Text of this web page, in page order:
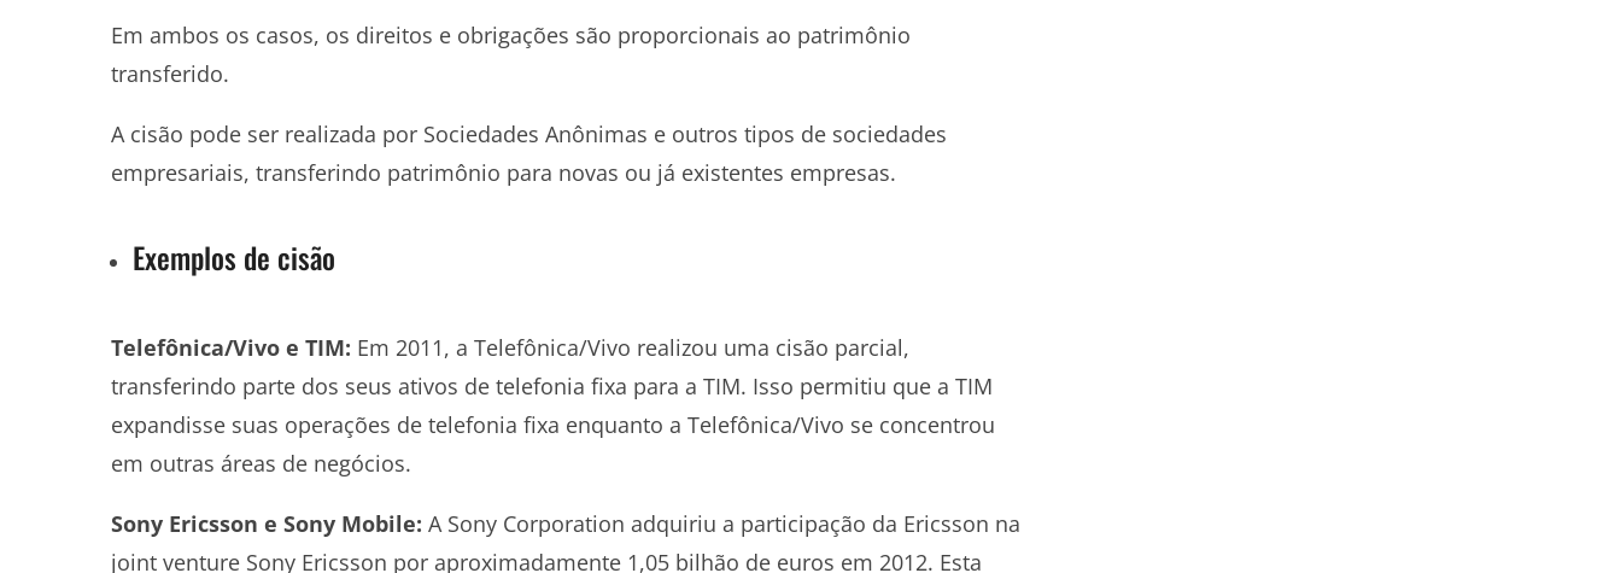
Em ambos os casos, os direitos e obrigações são proporcionais ao patrimônio
transferido.
A cisão pode ser realizada por Sociedades Anônimas e outros tipos de sociedades
empresariais, transferindo patrimônio para novas ou já existentes empresas.
Exemplos de cisão
Telefônica/Vivo e TIM: Em 2011, a Telefônica/Vivo realizou uma cisão parcial,
transferindo parte dos seus ativos de telefonia fixa para a TIM. Isso permitiu que a TIM
expandisse suas operações de telefonia fixa enquanto a Telefônica/Vivo se concentrou
em outras áreas de negócios.
Sony Ericsson e Sony Mobile: A Sony Corporation adquiriu a participação da Ericsson na
joint venture Sony Ericsson por aproximadamente 1,05 bilhão de euros em 2012. Esta